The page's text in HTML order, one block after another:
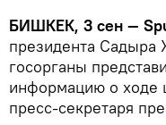
БИШКЕК, 3 сен —
президента Садыра
госорганы
информацию о ходе
пресс-секретаря